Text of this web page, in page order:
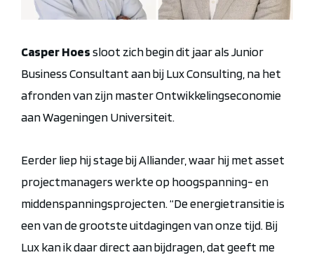
Casper Hoessloot zich begin dit jaar als Junior
Business Consultant aan bij Lux Consulting, na het
afronden van zijn master Ontwikkelingseconomie
aan Wageningen Universiteit.
Eerder liep hij stage bij Alliander, waar hij met asset
projectmanagers werkte op hoogspanning- en
middenspanningsprojecten. “De energietransitie is
een van de grootste uitdagingen van onze tijd. Bij
Lux kan ik daar direct aan bijdragen, dat geeft me